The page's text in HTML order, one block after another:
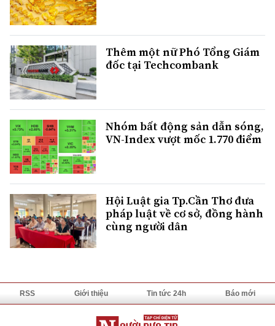
Thêm một nữ Phó Tổng Giám
đốc tại Techcombank
Nhóm bất động sản dẫn sóng,
VN-Index vượt mốc 1.770 điểm
Hội Luật gia Tp.Cần Thơ đưa
pháp luật về cơ sở, đồng hành
cùng người dân
RSS Giới thiệu Tin tức 24h Báo mới